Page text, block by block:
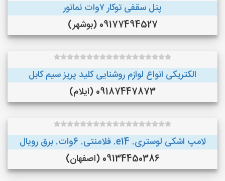
پنل سقفی توکار ۷وات نمانور
09177494527 (بوشهر)
الکتریکی انواع لوازم روشنایی کلید پریز سیم کابل
09187447873 (ایلام)
لامپ اشکی لوستری. e14. فلامنتی. 6وات. برق رویال
09134450386 (اصفهان)